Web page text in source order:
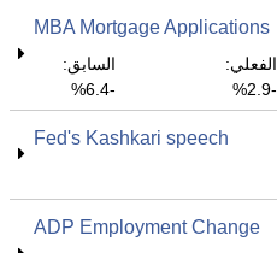
MBA Mortgage Applications
الفعلي:
-2.9%
السابق:
-6.4%
Fed's Kashkari speech
ADP Employment Change